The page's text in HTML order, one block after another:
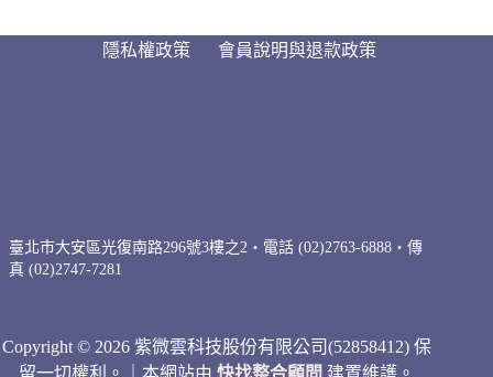
隱私權政策 會員說明與退款政策
臺北市大安區光復南路296號3樓之2・電話 (02)2763-6888・傳
真 (02)2747-7281
Copyright © 2026 紫微雲科技股份有限公司(52858412) 保
留一切權利。｜本網站由快找整合顧問 建置維護。